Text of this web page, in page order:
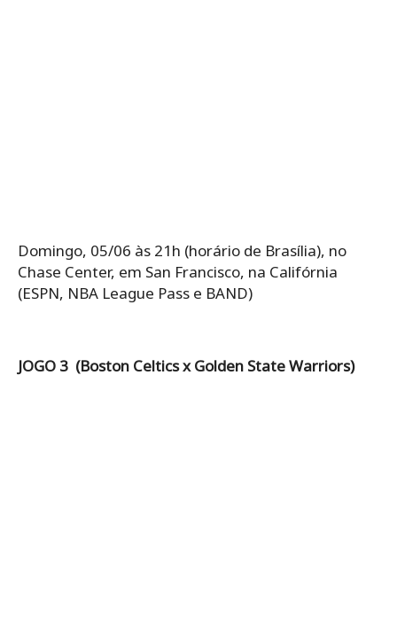
Domingo, 05/06 às 21h (horário de Brasília), no
Chase Center, em San Francisco, na Califórnia
(ESPN, NBA League Pass e BAND)
JOGO 3 (Boston Celtics x Golden State Warriors)